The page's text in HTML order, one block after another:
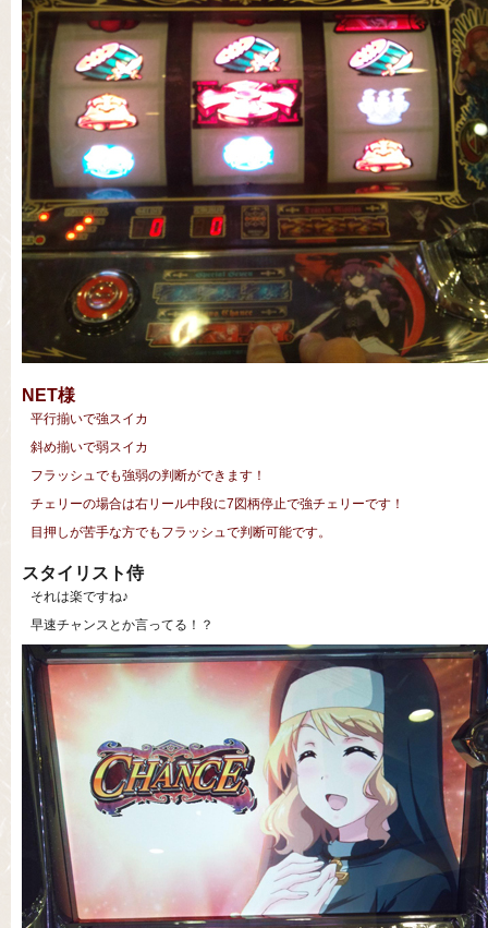
NET様
平行揃いで強スイカ
斜め揃いで弱スイカ
フラッシュでも強弱の判断ができます！
チェリーの場合は右リール中段に7図柄停止で強チェリーです！
目押しが苦手な方でもフラッシュで判断可能です。
スタイリスト侍
それは楽ですね♪
早速チャンスとか言ってる！？